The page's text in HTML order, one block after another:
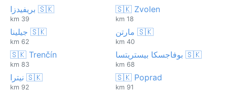
🇸🇰 Zvolen
18 km
🇸🇰 بريفيدزا
39 km
🇸🇰 مارتن
40 km
🇸🇰 جيلينا
62 km
🇸🇰 بوفاجسكا بيستريتسا
68 km
🇸🇰 Trenčín
83 km
🇸🇰 Poprad
91 km
🇸🇰 نيترا
92 km